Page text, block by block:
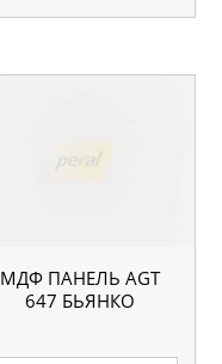
МДФ ПАНЕЛЬ AGT
647 БЬЯНКО